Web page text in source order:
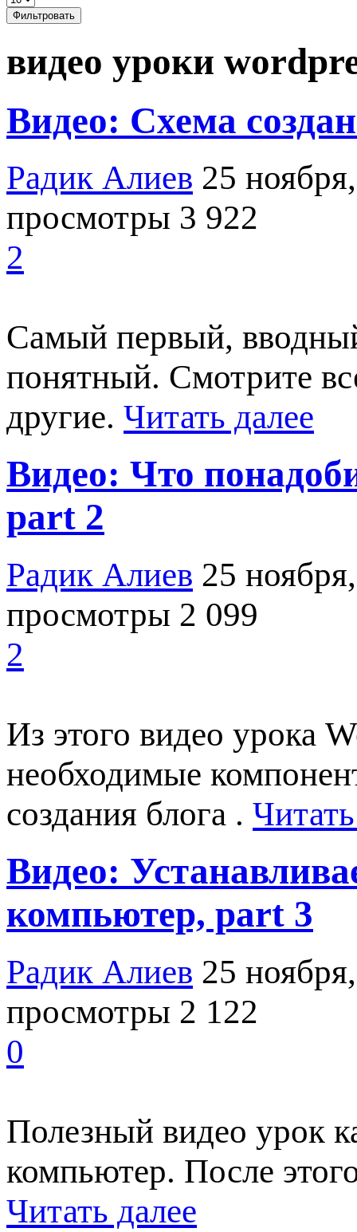
Фильтровать
видео уроки
Видео: Схема
Радик Алиев 25
просмотры 3 922
2
Самый первый,
понятный. Смотрите
другие. Читать далее
Видео: Что
part 2
Радик Алиев 25
просмотры 2 099
2
Из этого видео урока
необходимые
создания блога .
Видео:
компьютер, part 3
Радик Алиев 25
просмотры 2 122
0
Полезный видео урок
компьютер. После
Читать далее